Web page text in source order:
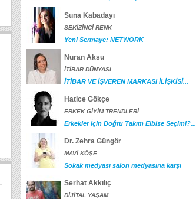
Suna Kabadayı
SEKİZİNCİ RENK
Yeni Sermaye: NETWORK
Nuran Aksu
İTİBAR DÜNYASI
İTİBAR VE İŞVEREN MARKASI İLİŞKİSİ...
Hatice Gökçe
ERKEK GİYİM TRENDLERİ
Erkekler İçin Doğru Takım Elbise Seçimi?...
Dr. Zehra Güngör
MAVİ KÖŞE
Sokak medyası salon medyasına karşı
Serhat Akkılıç
DİJİTAL YAŞAM